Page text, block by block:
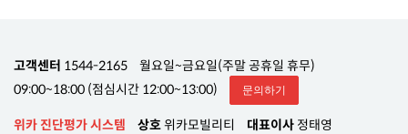
고객센터 1544-2165
월요일~금요일(주말 공휴일 휴무)
09:00~18:00 (점심시간 12:00~13:00)
문의하기
위카 진단평가 시스템 상호위카모빌리티 대표이사 정태영